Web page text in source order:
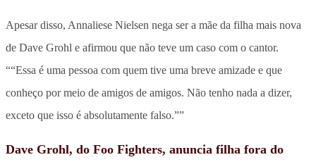
Apesar disso, Annaliese Nielsen nega ser a mãe da filha mais nova
de Dave Grohl e afirmou que não teve um caso com o cantor.
““Essa é uma pessoa com quem tive uma breve amizade e que
conheço por meio de amigos de amigos. Não tenho nada a dizer,
exceto que isso é absolutamente falso.””
Dave Grohl, do Foo Fighters, anuncia filha fora do